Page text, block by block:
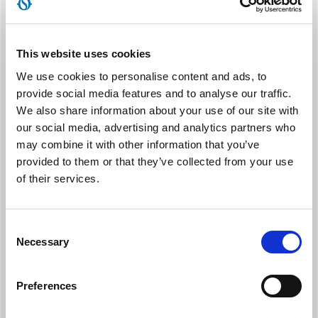
This website uses cookies
We use cookies to personalise content and ads, to
provide social media features and to analyse our traffic.
We also share information about your use of our site with
our social media, advertising and analytics partners who
may combine it with other information that you’ve
provided to them or that they’ve collected from your use
of their services.
Selection
Necessary
Preferences
ΔΙΠΛΟ ΣΤΑΔΙΟ ΦΙΛΤΡΑΡΙΣΜΟΥ
φίλτρο HEPA με αποτελεσματικότητα 99,9% στα σωματίδια PM
2,5 και 99,7% στα σωματίδια PM 0,3.
κατεύθυνση, χάρη στην περιστροφή 360 μοιρών.